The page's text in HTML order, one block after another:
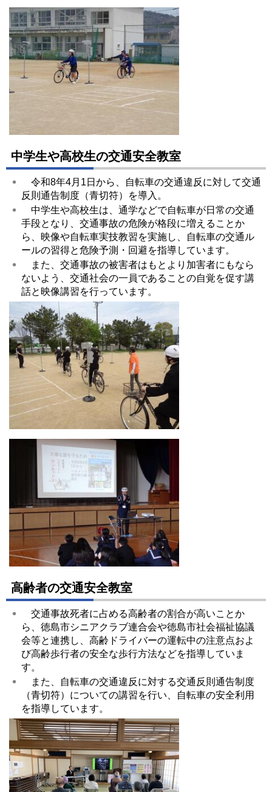
中学生や高校生の交通安全教室
令和8年4月1日から、自転車の交通違反に対して交通
反則通告制度（青切符）を導入。
中学生や高校生は、通学などで自転車が日常の交通
手段となり、交通事故の危険が格段に増えることか
ら、映像や自転車実技教習を実施し、自転車の交通ル
ールの習得と危険予測・回避を指導しています。
また、交通事故の被害者はもとより加害者にもなら
ないよう、交通社会の一員であることの自覚を促す講
話と映像講習を行っています。
高齢者の交通安全教室
交通事故死者に占める高齢者の割合が高いことか
ら、徳島市シニアクラブ連合会や徳島市社会福祉協議
会等と連携し、高齢ドライバーの運転中の注意点およ
び高齢歩行者の安全な歩行方法などを指導していま
す。
また、自転車の交通違反に対する交通反則通告制度
（青切符）についての講習を行い、自転車の安全利用
を指導しています。